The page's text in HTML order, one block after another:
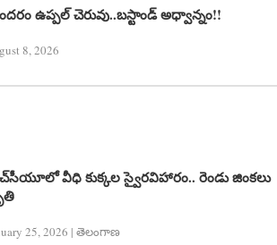
ఉప్పల్ చెరువు..బస్టాండ్ అధ్వాన్నం!!
8, 2026
వీధి కుక్క‌ల స్వైర‌విహారం.. రెండు జింక‌లు
25, 2026 | తెలంగాణ‌